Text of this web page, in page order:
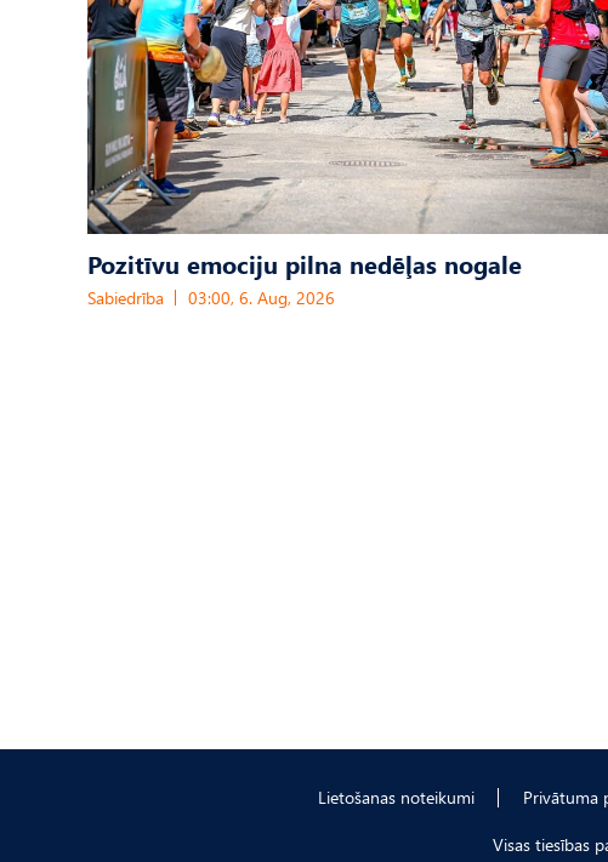
Pozitīvu emociju pilna nedēļas nogale
Sabiedrība 03:00, 6. Aug, 2026
Lietošanas noteikumi Privātuma
Visas tiesības